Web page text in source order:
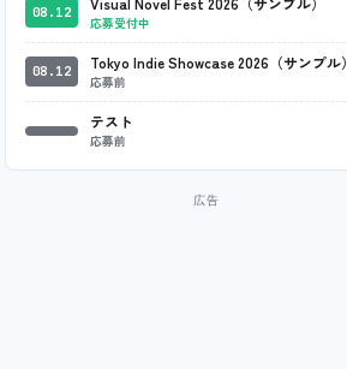
08.12
応募受付中
08.12 Tokyo Indie Showcase 2026（サンプル）
応募前
テスト
応募前